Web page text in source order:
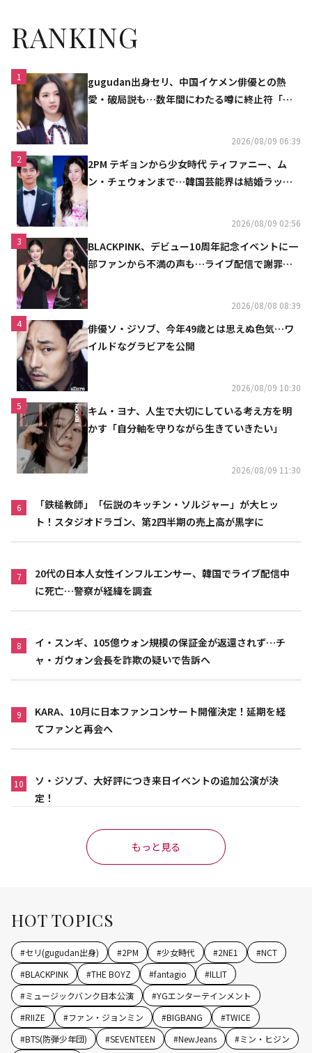
RANKING
1
gugudan出身セリ、中国イケメン俳優との熱
愛・破局説も…数年間にわたる噂に終止符「邪
2026/08/09 06:39
2
2PM テギョンから少女時代 ティファニー、ム
ン・チェウォンまで…韓国芸能界は結婚ラッシ
2026/08/09 02:56
3
BLACKPINK、デビュー10周年記念イベントに一
部ファンから不満の声も…ライブ配信で謝罪
2026/08/08 08:39
4
俳優ソ・ジソブ、今年49歳とは思えぬ色気…ワ
イルドなグラビアを公開
2026/08/09 10:30
5
キム・ヨナ、人生で大切にしている考え方を明
かす「自分軸を守りながら生きていきたい」
2026/08/09 11:30
6
「鉄槌教師」「伝説のキッチン・ソルジャー」が大ヒッ
ト！スタジオドラゴン、第2四半期の売上高が黒字に
7
20代の日本人女性インフルエンサー、韓国でライブ配信中
に死亡…警察が経緯を調査
8
イ・スンギ、105億ウォン規模の保証金が返還されず…チ
ャ・ガウォン会長を詐欺の疑いで告訴へ
9
KARA、10月に日本ファンコンサート開催決定！延期を経
てファンと再会へ
10
ソ・ジソブ、大好評につき来日イベントの追加公演が決
定！
もっと見る
HOT TOPICS
#セリ(gugudan出身) #2PM #少女時代 #2NE1 #NCT
#BLACKPINK #THE BOYZ #fantagio #ILLIT
#ミュージックバンク日本公演 #YGエンターテインメント
#RIIZE #ファン・ジョンミン #BIGBANG #TWICE
#BTS(防弾少年団) #SEVENTEEN #NewJeans #ミン・ヒジン